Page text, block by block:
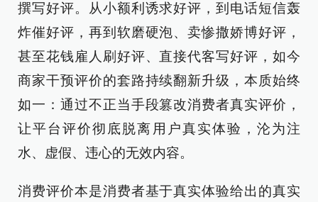
撰写好评。从小额利诱求好评，到电话短信轰
炸催好评，再到软磨硬泡、卖惨撒娇博好评，
甚至花钱雇人刷好评、直接代客写好评，如今
商家干预评价的套路持续翻新升级，本质始终
如一：通过不正当手段篡改消费者真实评价，
让平台评价彻底脱离用户真实体验，沦为注
水、虚假、违心的无效内容。
消费评价本是消费者基于真实体验给出的真实